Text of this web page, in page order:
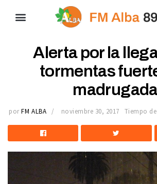
Alerta por la
tormentas
por FM ALBA noviembre 30, 2017 Tiempo